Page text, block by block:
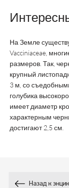
На Земле
Vacciniaceae,
размеров. Так,
крупный
3 м, со
голубика
имеет диаметр
характерным
достигают 2,5 см.
Назад к